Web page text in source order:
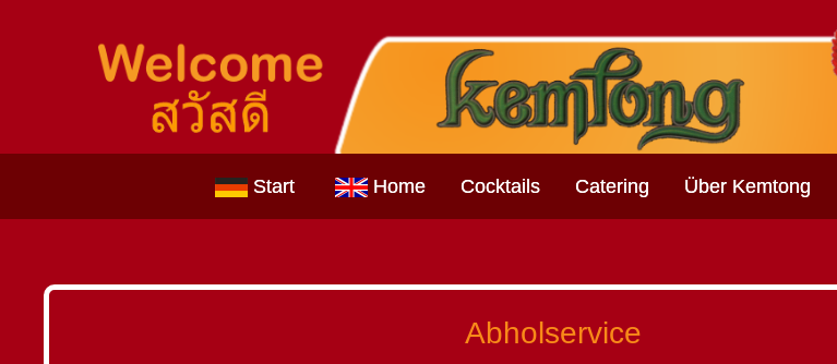
Start Home Cocktails Catering Über Kemtong
Abholservice